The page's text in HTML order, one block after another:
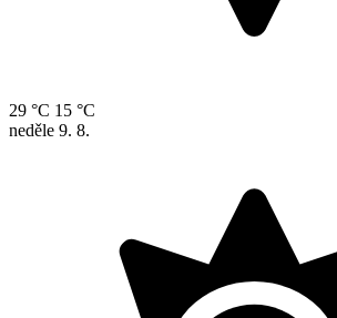
29 °C 15 °C
neděle 9. 8.